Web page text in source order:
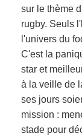
sur le thème
rugby. Seuls
l'univers du
C'est la
star et
à la veille de
ses jours
mission :
stade pour